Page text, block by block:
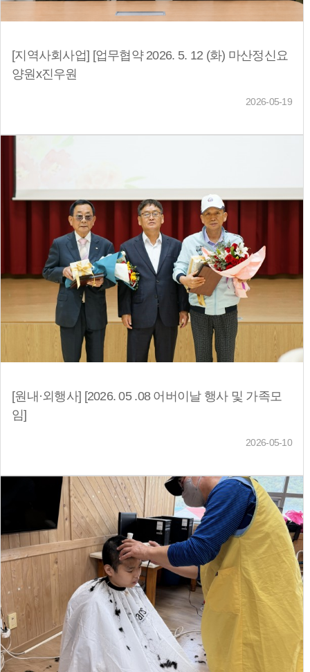
[지역사회사업] [업무협약 2026. 5. 12 (화) 마산정신요
양원x진우원
2026-05-19
[원내·외행사] [2026. 05 .08 어버이날 행사 및 가족모
임]
2026-05-10